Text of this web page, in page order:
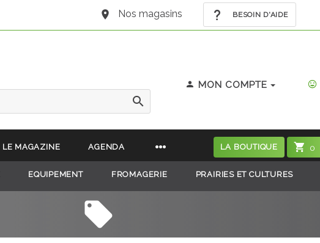
Nos magasins BESOIN D'AIDE
MON COMPTE
LE MAGAZINE AGENDA LA BOUTIQUE 0
EQUIPEMENT FROMAGERIE PRAIRIES ET CULTURES